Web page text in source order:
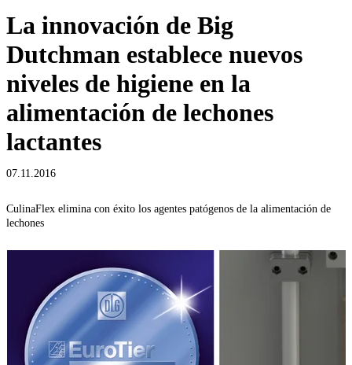
La innovación de Big
Dutchman establece nuevos
niveles de higiene en la
alimentación de lechones
lactantes
07.11.2016
CulinaFlex elimina con éxito los agentes patógenos de la alimentación de
lechones